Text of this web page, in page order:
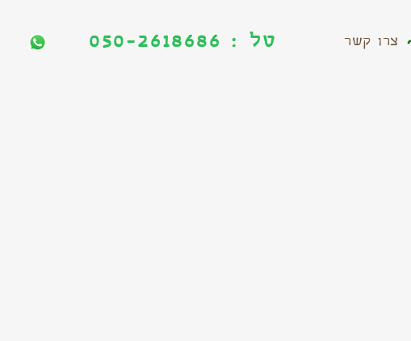
צרו קשר טל : 050-2618686 צרו קשר טל : 050-2618686